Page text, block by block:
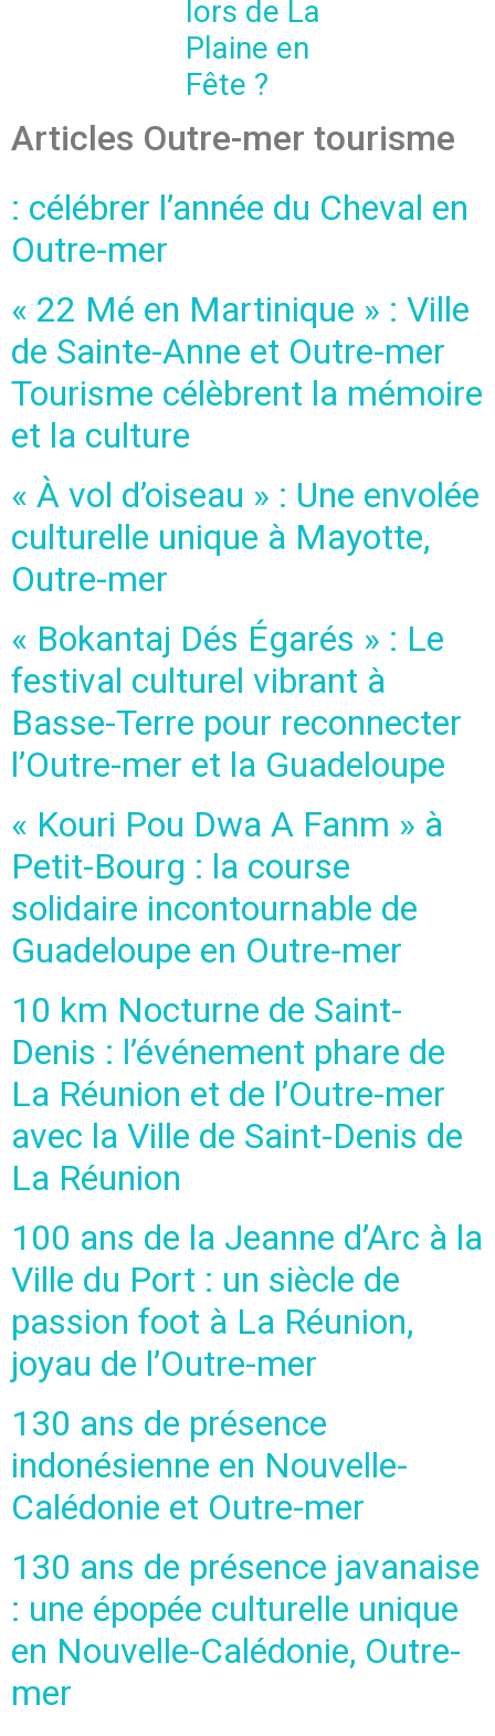
lors de La
Plaine en
Fête ?
Articles Outre-mer tourisme
: célébrer l’année du Cheval en
Outre-mer
« 22 Mé en Martinique » : Ville
de Sainte-Anne et Outre-mer
Tourisme célèbrent la mémoire
et la culture
« À vol d’oiseau » : Une envolée
culturelle unique à Mayotte,
Outre-mer
« Bokantaj Dés Égarés » : Le
festival culturel vibrant à
Basse-Terre pour reconnecter
l’Outre-mer et la Guadeloupe
« Kouri Pou Dwa A Fanm » à
Petit-Bourg : la course
solidaire incontournable de
Guadeloupe en Outre-mer
10 km Nocturne de Saint-
Denis : l’événement phare de
La Réunion et de l’Outre-mer
avec la Ville de Saint-Denis de
La Réunion
100 ans de la Jeanne d’Arc à la
Ville du Port : un siècle de
passion foot à La Réunion,
joyau de l’Outre-mer
130 ans de présence
indonésienne en Nouvelle-
Calédonie et Outre-mer
130 ans de présence javanaise
: une épopée culturelle unique
en Nouvelle-Calédonie, Outre-
mer